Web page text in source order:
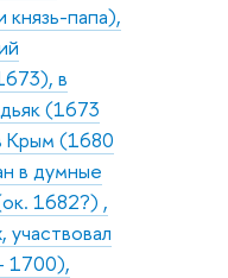
князь-папа),
в
(1673
Крым (1680
в думные
1682?) ,
1700),